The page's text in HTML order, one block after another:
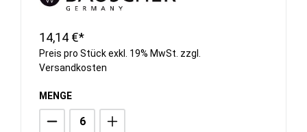
14,14 €*
Preis pro Stück exkl. 19% MwSt. zzgl.
Versandkosten
MENGE